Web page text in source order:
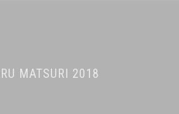
MATSURI 2018